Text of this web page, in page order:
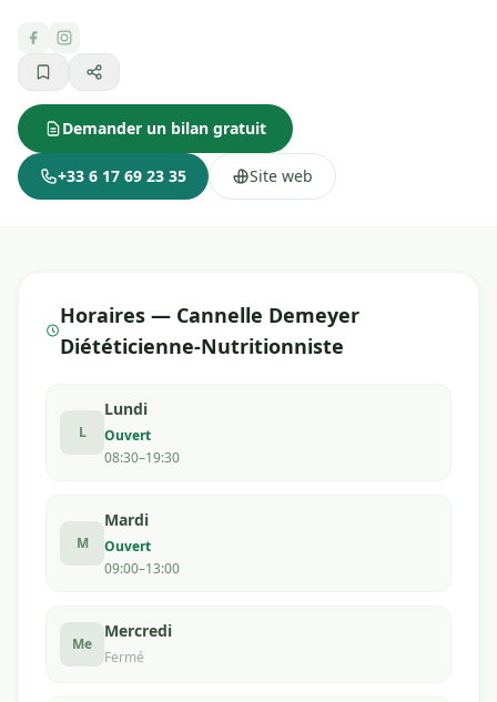
Demander un bilan gratuit
+33 6 17 69 23 35 Site web
Horaires — Cannelle Demeyer
Diététicienne-Nutritionniste
L
Lundi
Ouvert
08:30–19:30
M
Mardi
Ouvert
09:00–13:00
Me
Mercredi
Fermé